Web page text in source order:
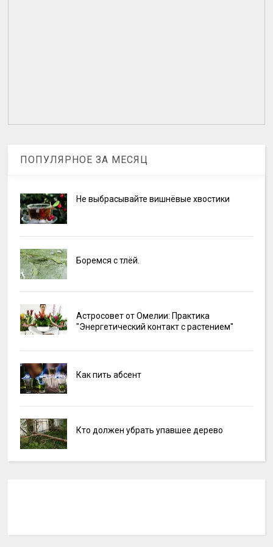
ПОПУЛЯРНОЕ ЗА МЕСЯЦ
Не выбрасывайте вишнёвые хвостики
Боремся с тлёй.
Астросовет от Омелии: Практика
"Энергетический контакт с растением"
Как пить абсент
Кто должен убрать упавшее дерево